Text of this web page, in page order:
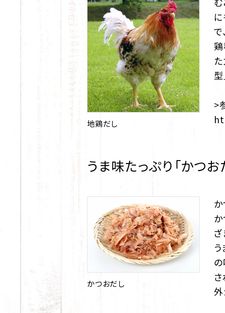
地鶏だし
で
型
>
うま味たっぷり「かつお
かつおだし